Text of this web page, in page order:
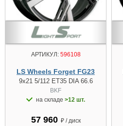
АРТИКУЛ:596108
LS Wheels Forget FG23
9x21 5/112 ET35 DIA 66.6
BKF
на складе >12 шт.
57 960 ₽ / диск